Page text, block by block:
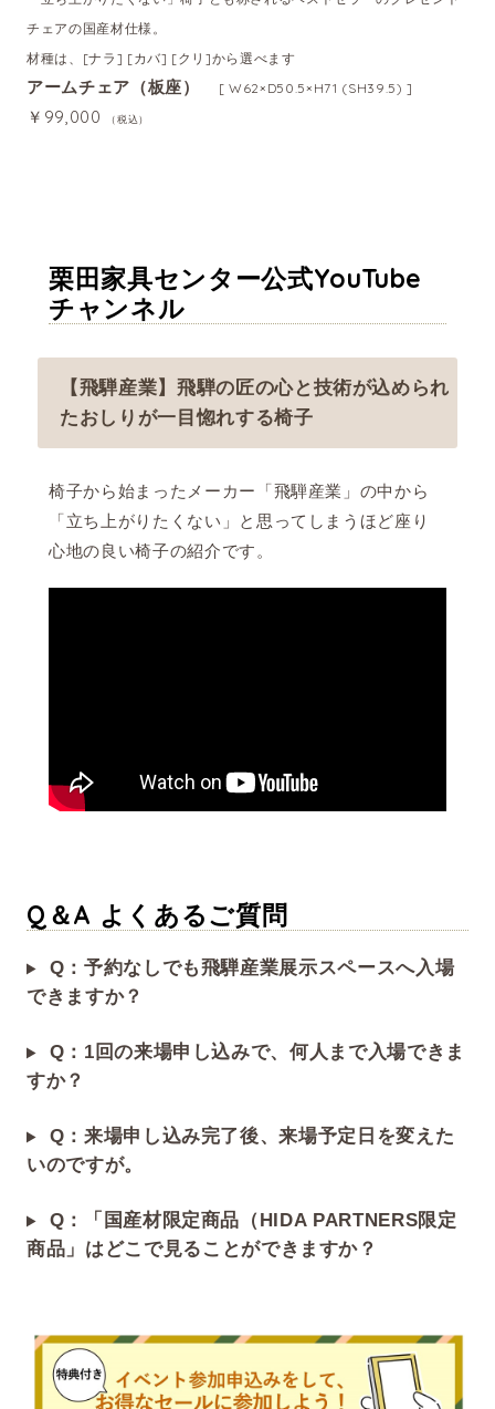
チェアの国産材仕様。
材種は、[ナラ] [カバ] [クリ]から選べます
アームチェア（板座） [ W62×D50.5×H71 (SH39.5) ]
￥99,000 （税込）
栗田家具センター公式YouTube
チャンネル
【飛騨産業】飛騨の匠の心と技術が込められ
たおしりが一目惚れする椅子
椅子から始まったメーカー「飛騨産業」の中から
「立ち上がりたくない」と思ってしまうほど座り
心地の良い椅子の紹介です。
Q＆A よくあるご質問
Q：予約なしでも飛騨産業展示スペースへ入場
できますか？
Q：1回の来場申し込みで、何人まで入場できま
すか？
Q：来場申し込み完了後、来場予定日を変えた
いのですが。
Q：「国産材限定商品（HIDA PARTNERS限定
商品」はどこで見ることができますか？